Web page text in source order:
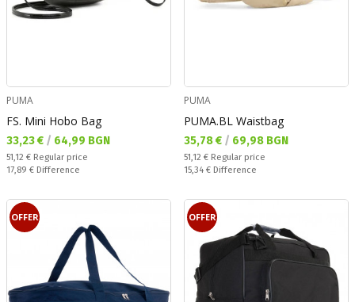
PUMA
FS. Mini Hobo Bag
Текуща цена:
33,23 € / 64,99 BGN
Regular price:
51,12 € Regular price
Спестявате:
17,89 € Difference
PUMA
PUMA.BL Waistbag
Текуща цена:
35,78 € / 69,98 BGN
Regular price:
51,12 € Regular price
Спестявате:
15,34 € Difference
OFFER OFFER